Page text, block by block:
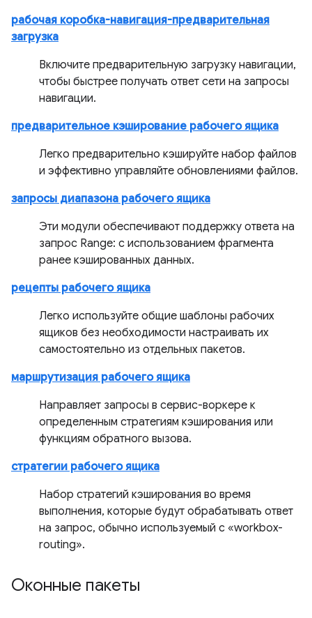
рабочая коробка-навигация-предварительная
загрузка
Включите предварительную загрузку навигации,
чтобы быстрее получать ответ сети на запросы
навигации.
предварительное кэширование рабочего ящика
Легко предварительно кэшируйте набор файлов
и эффективно управляйте обновлениями файлов.
запросы диапазона рабочего ящика
Эти модули обеспечивают поддержку ответа на
запрос Range: с использованием фрагмента
ранее кэшированных данных.
рецепты рабочего ящика
Легко используйте общие шаблоны рабочих
ящиков без необходимости настраивать их
самостоятельно из отдельных пакетов.
маршрутизация рабочего ящика
Направляет запросы в сервис-воркере к
определенным стратегиям кэширования или
функциям обратного вызова.
стратегии рабочего ящика
Набор стратегий кэширования во время
выполнения, которые будут обрабатывать ответ
на запрос, обычно используемый с «workbox-
routing».
Оконные пакеты